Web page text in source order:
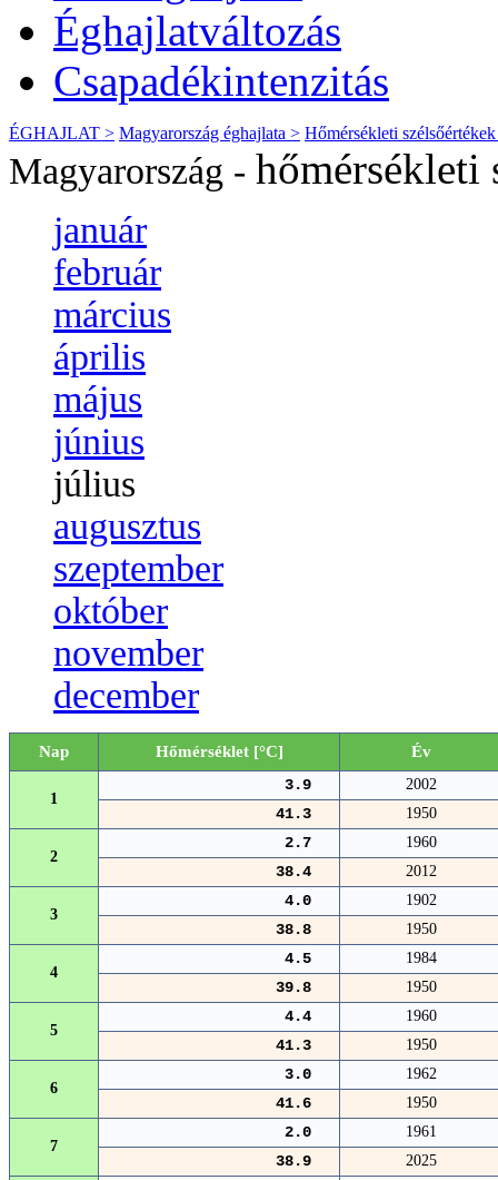
Éghajlatváltozás
Csapadékintenzitás
ÉGHAJLAT > Magyarország éghajlata > Hőmérsékleti
Magyarország - hőmérsékleti
január
február
március
április
május
június
július
augusztus
szeptember
október
november
december
Nap Hőmérséklet [°C] Év
1
3.9 2002
41.3 1950
2
2.7 1960
38.4 2012
3
4.0 1902
38.8 1950
4
4.5 1984
39.8 1950
5
4.4 1960
41.3 1950
6
3.0 1962
41.6 1950
7
2.0 1961
38.9 2025